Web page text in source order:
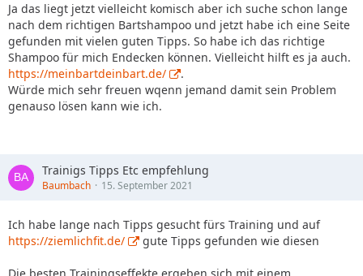
Ja das liegt jetzt vielleicht komisch aber ich suche schon lange
nach dem richtigen Bartshampoo und jetzt habe ich eine Seite
gefunden mit vielen guten Tipps. So habe ich das richtige
Shampoo für mich Endecken können. Vielleicht hilft es ja auch.
https://meinbartdeinbart.de/
.
Würde mich sehr freuen wqenn jemand damit sein Problem
genauso lösen kann wie ich.
Trainigs Tipps Etc empfehlung
Baumbach 15. September 2021
Ich habe lange nach Tipps gesucht fürs Training und auf
https://ziemlichfit.de/
gute Tipps gefunden wie diesen